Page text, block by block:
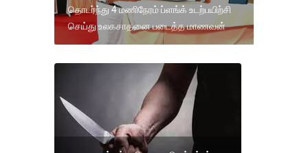
தொடர்ந்து 4 மணிநேரம் ப்ளங்க் உடற்பயிற்சி
செய்து உலகசாதனை படைத்த மாணவன்